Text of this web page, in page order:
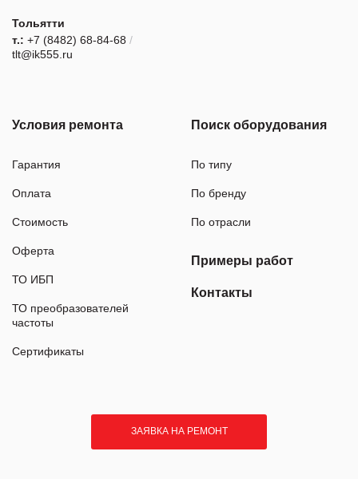
Тольятти
т.: +7 (8482) 68-84-68 /
tlt@ik555.ru
Условия ремонта
Гарантия
Оплата
Стоимость
Оферта
ТО ИБП
ТО преобразователей
частоты
Сертификаты
Поиск оборудования
По типу
По бренду
По отрасли
Примеры работ
Контакты
ЗАЯВКА НА РЕМОНТ